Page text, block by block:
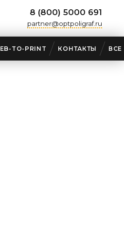
8 (800) 5000 691
partner@optpoligraf.ru
TO-PRINT КОНТАКТЫ ВСЕ